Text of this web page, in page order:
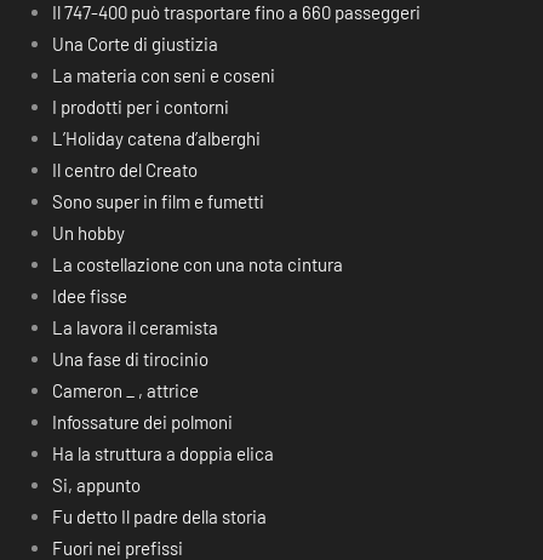
Il 747-400 può trasportare fino a 660 passeggeri
Una Corte di giustizia
La materia con seni e coseni
I prodotti per i contorni
L’Holiday catena d’alberghi
Il centro del Creato
Sono super in film e fumetti
Un hobby
La costellazione con una nota cintura
Idee fisse
La lavora il ceramista
Una fase di tirocinio
Cameron _ , attrice
Infossature dei polmoni
Ha la struttura a doppia elica
Si, appunto
Fu detto Il padre della storia
Fuori nei prefissi